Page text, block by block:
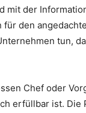
mit der
den
tun,
Chef oder
erfüllbar ist. Die